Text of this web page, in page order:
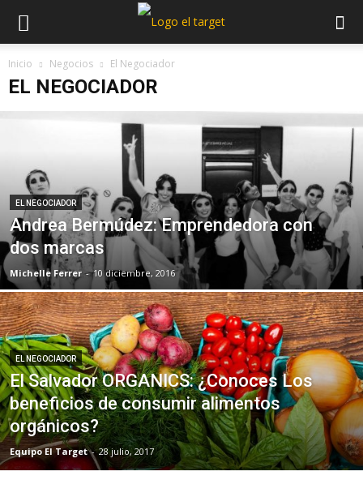
Inicio Negocios El Negociador
EL NEGOCIADOR
EL NEGOCIADOR
Andrea Bermúdez: Emprendedora con
dos marcas
Michelle Ferrer - 10 diciembre, 2016
EL NEGOCIADOR
El Salvador ORGANICS: ¿Conoces Los
beneficios de consumir alimentos
orgánicos?
Equipo El Target - 28 julio, 2017